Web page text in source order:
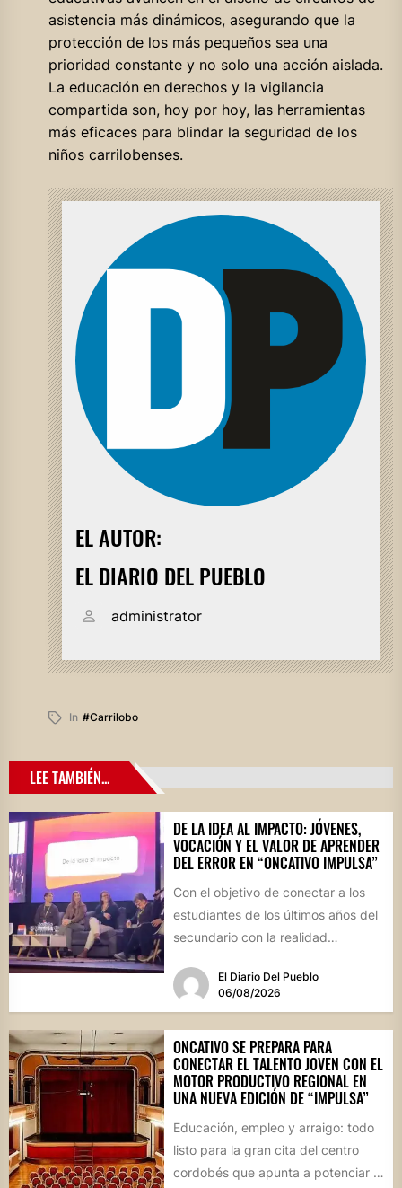
asistencia más dinámicos, asegurando que la
protección de los más pequeños sea una
prioridad constante y no solo una acción aislada.
La educación en derechos y la vigilancia
compartida son, hoy por hoy, las herramientas
más eficaces para blindar la seguridad de los
niños carrilobenses.
EL AUTOR:
EL DIARIO DEL PUEBLO
administrator
In #carrilobo
LEE TAMBIÉN...
DE LA IDEA AL IMPACTO: JÓVENES,
VOCACIÓN Y EL VALOR DE APRENDER
DEL ERROR EN “ONCATIVO IMPULSA”
Con el objetivo de conectar a los
estudiantes de los últimos años del
secundario con la realidad
El Diario Del Pueblo
06/08/2026
ONCATIVO SE PREPARA PARA
CONECTAR EL TALENTO JOVEN CON EL
MOTOR PRODUCTIVO REGIONAL EN
UNA NUEVA EDICIÓN DE “IMPULSA”
Educación, empleo y arraigo: todo
listo para la gran cita del centro
cordobés que apunta a potenciar el